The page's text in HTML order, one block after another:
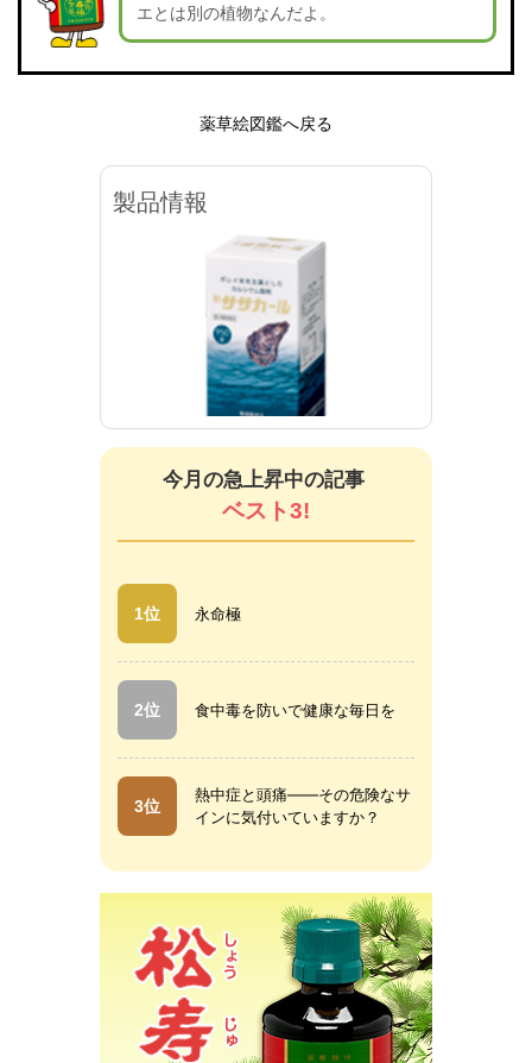
エとは別の植物なんだよ。
薬草絵図鑑へ戻る
製品情報
新ササカール（錠剤）
今月の急上昇中の記事
ベスト3!
1位 永命極
2位 食中毒を防いで健康な毎日を
3位
熱中症と頭痛――その危険なサ
インに気付いていますか？